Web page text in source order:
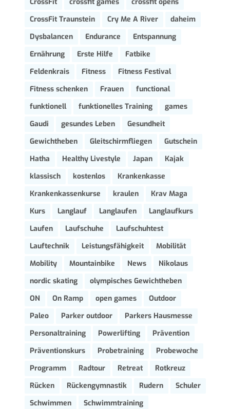
CrossFit
crossfit games
crossfit opens
CrossFit Traunstein
Cry Me A River
daheim
Dysbalancen
Endurance
Entspannung
Ernährung
Erste Hilfe
Fatbike
Feldenkrais
Fitness
Fitness Festival
Fitness schenken
Frauen
functional
funktionell
funktionelles Training
games
Gaudi
gesundes Leben
Gesundheit
Gewichtheben
Gleitschirmfliegen
Gutschein
Hatha
Healthy Livestyle Japan
Kajak
klassisch
kostenlos
Krankenkasse
Krankenkassenkurse
kraulen
Krav Maga
Kurs
Langlauf Langlaufen
Langlaufkurs
Laufen
Laufschuhe
Laufschuhtest
Lauftechnik
Leistungsfähigkeit
Mobilität
Mobility
Mountainbike News
Nikolaus
nordic skating
olympisches Gewichtheben
ON
On Ramp open games
Outdoor
Paleo
Parker outdoor
Parkers Hausmesse
Personaltraining
Powerlifting
Prävention
Präventionskurs
Probetraining
Probewoche
Programm
Radtour Retreat
Rotkreuz
Rücken
Rückengymnastik Rudern
Schuler
Schwimmen
Schwimmtraining